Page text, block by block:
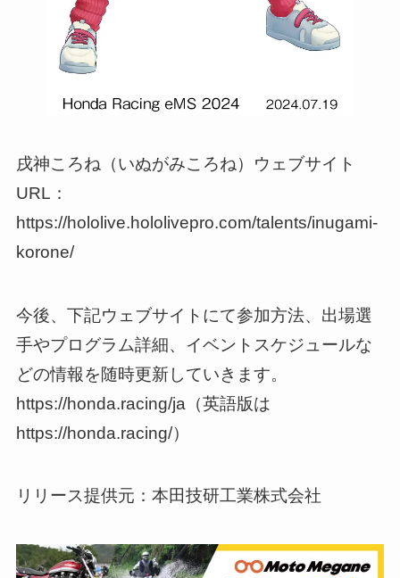
戌神ころね（いぬがみころね）ウェブサイト
URL：
https://hololive.hololivepro.com/talents/inugami-
korone/
今後、下記ウェブサイトにて参加方法、出場選
手やプログラム詳細、イベントスケジュールな
どの情報を随時更新していきます。
https://honda.racing/ja（英語版は
https://honda.racing/）
リリース提供元：本田技研工業株式会社